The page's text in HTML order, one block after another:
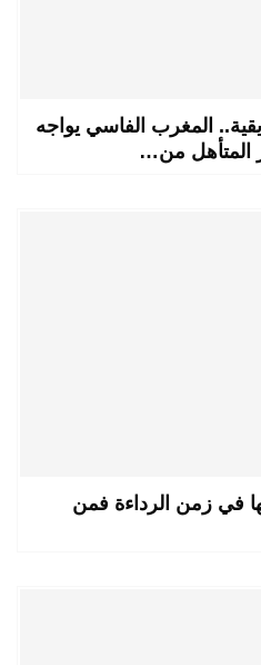
المغرب الفاسي يواجه
المتأهل من…
في زمن الرداءة فمن